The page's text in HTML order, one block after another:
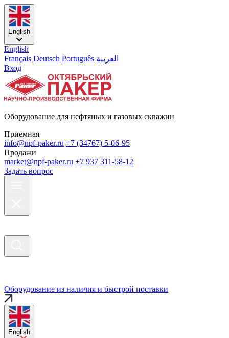
English
English
Français Deutsch Português العربية
Вход
Оборудование для нефтяных и газовых скважин
Приемная
info@npf-paker.ru +7 (34767) 5-06-95
Продажи
market@npf-paker.ru +7 937 311-58-12
Задать вопрос
Оборудование из наличия и быстрой поставки
English